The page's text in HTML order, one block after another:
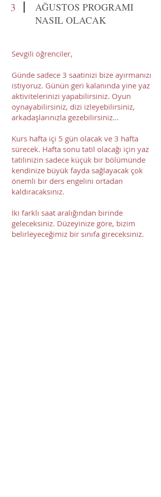
3
AĞUSTOS PROGRAMI
NASIL OLACAK
Sevgili öğrenciler,
Günde sadece 3 saatinizi bize ayırmanızı
istiyoruz. Günün geri kalanında yine yaz
aktivitelerinizi yapabilirsiniz. Oyun
oynayabilirsiniz, dizi izleyebilirsiniz,
arkadaşlarınızla gezebilirsiniz...
Kurs hafta içi 5 gün olacak ve 3 hafta
sürecek. Hafta sonu tatil olacağı için yaz
tatilinizin sadece küçük bir bölümünde
kendinize büyük fayda sağlayacak çok
önemli bir ders engelini ortadan
kaldıracaksınız.
İki farklı saat aralığından birinde
geleceksiniz. Düzeyinize göre, bizim
belirleyeceğimiz bir sınıfa gireceksiniz.